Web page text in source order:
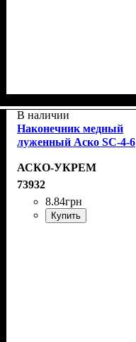
В наличии
Наконечник медный
луженный Аско SC-4-6
АСКО-УКРЕМ
73932
8.84грн
Купить